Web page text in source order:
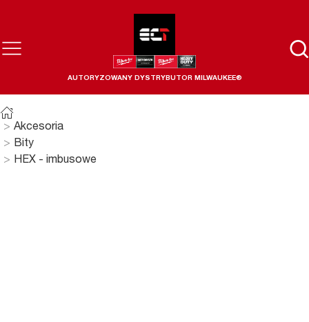
AUTORYZOWANY DYSTRYBUTOR MILWAUKEE®
Akcesoria
Bity
HEX - imbusowe